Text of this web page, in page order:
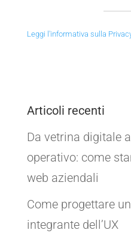
Leggi l'informativa sulla
Articoli recenti
Da vetrina digitale
operativo: come
web aziendali
Come progettare
integrante dell’UX